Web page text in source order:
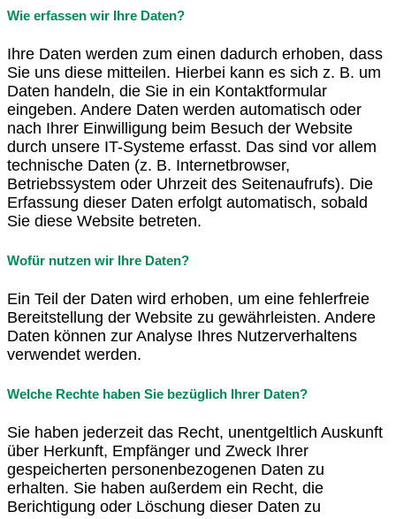
Wie erfassen wir Ihre Daten?
Ihre Daten werden zum einen dadurch erhoben, dass
Sie uns diese mitteilen. Hierbei kann es sich z. B. um
Daten handeln, die Sie in ein Kontaktformular
eingeben. Andere Daten werden automatisch oder
nach Ihrer Einwilligung beim Besuch der Website
durch unsere IT-Systeme erfasst. Das sind vor allem
technische Daten (z. B. Internetbrowser,
Betriebssystem oder Uhrzeit des Seitenaufrufs). Die
Erfassung dieser Daten erfolgt automatisch, sobald
Sie diese Website betreten.
Wofür nutzen wir Ihre Daten?
Ein Teil der Daten wird erhoben, um eine fehlerfreie
Bereitstellung der Website zu gewährleisten. Andere
Daten können zur Analyse Ihres Nutzerverhaltens
verwendet werden.
Welche Rechte haben Sie bezüglich Ihrer Daten?
Sie haben jederzeit das Recht, unentgeltlich Auskunft
über Herkunft, Empfänger und Zweck Ihrer
gespeicherten personenbezogenen Daten zu
erhalten. Sie haben außerdem ein Recht, die
Berichtigung oder Löschung dieser Daten zu